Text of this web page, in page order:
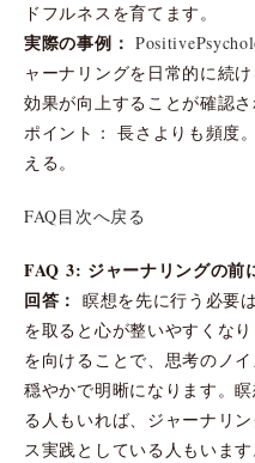
ドフルネスを育てます。
実際の事例：
ャーナリングを日常的に続
効果が向上することが確認さ
ポイント： 長さよりも頻度
える。
FAQ目次へ戻る
FAQ 3: ジャーナリングの前
回答： 瞑想を先に行う必要
を取ると心が整いやすくな
を向けることで、思考のノ
穏やかで明晰になります。
る人もいれば、ジャーナリ
ス実践としている人もいま